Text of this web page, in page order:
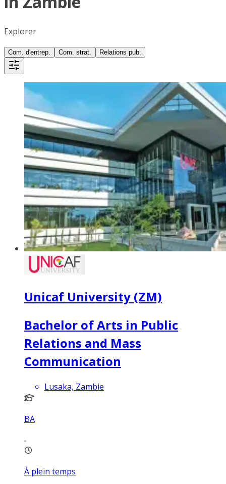
Explorer
Com. d'entrep. Com. strat. Relations pub.
Unicaf University (ZM)
Bachelor of Arts in Public
Relations and Mass
Communication
Lusaka, Zambie
BA
À plein temps